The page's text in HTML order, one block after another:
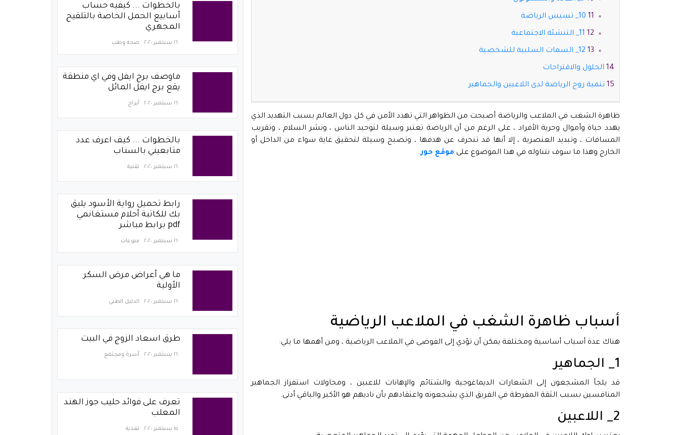
10_ تسيس الرياضة
11_ التنشئة الاجتماعية
12_ السمات السلبية للشخصية
الحلول والاقتراحات
تنمية روح الرياضة لدى اللاعبين والجماهير
ظاهرة الشغب في الملاعب والرياضة أصبحت من الظواهر التي تهدد الأمن في كل دول العالم بسبب التهديد الذي
يهدد حياة وأموال وحرية الأفراد ، على الرغم من أن الرياضة تعتبر وسيلة لتوحيد الناس ، ونشر السلام ، وتقريب
المسافات ، وتبديد العنصرية ، إلا أنها قد تنحرف عن هدفها ، وتصبح وسيلة لتحقيق غاية سواء من الداخل أو
الخارج وهذا ما سوف نتناوله في هذا الموضوع على موقع حور.
أسباب ظاهرة الشغب في الملاعب الرياضية
هناك عدة أسباب أساسية ومختلفة يمكن أن تؤدي إلى الفوضى في الملاعب الرياضية ، ومن أهمها ما يلي:
1_ الجماهير
قد يلجأ المشجعون إلى الشعارات الديماغوجية والشتائم والإهانات للاعبين ، ومحاولات استفزاز الجماهير
المنافسين بسبب الثقة المفرطة في الفريق الذي يشجعونه واعتقادهم بأن ناديهم هو الأكبر والباقي أدنى.
2_ اللاعبين
بالخطوات ... كيفيه حساب
أسابيع الحمل الخاصة بالتلقيح
المجهري
١٦ سبتمبر ٢٠٢٠ صحة وطب
ماوصف برج ايفل وفي اي منطقة
يقع برج ايفل المائل
١٦ سبتمبر ٢٠٢٠ أبراج
بالخطوات ... كيف اعرف عدد
متابعيني بالسناب
١٦ سبتمبر ٢٠٢٠ تقنية
رابط تحميل رواية الأسود يليق
بك للكاتبة أحلام مستغانمي
pdf برابط مباشر
١٦ سبتمبر ٢٠٢٠ منوعات
ما هي أعراض مرض السكر
الأولية
١٦ سبتمبر ٢٠٢٠ الدليل الطبي
طرق اسعاد الزوج في البيت
١٦ سبتمبر ٢٠٢٠ أسرة ومجتمع
تعرف على فوائد حليب جوز الهند
المعلب
١٥ سبتمبر ٢٠٢٠ تغذية